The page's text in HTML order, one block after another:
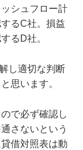
シュフロー計
るC社。損益
るD社。
し適切な判断
思います。
で必ず確認し
さないという
借対照表は動